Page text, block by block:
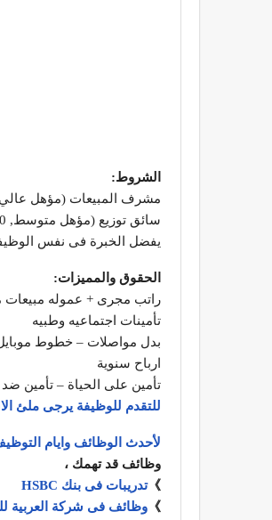
الشروط:
مشرف المبيعات (مؤهل عالي, 30
سائق توزيع (مؤهل متوسط, 40 سنة)
يفضل الخبرة فى نفس
الحقوق والمميزات:
راتب مجرى + عموله مبيعات
تأمينات اجتماعيه وطبيه
بدل مواصلات – خطوط
ارباح سنوية
تأمين على الحياة – تأمين
للتقدم للوظيفة يرجى ملئ
لأحدث الوظائف وايام
وظائف قد تهمك ،
》تدريبات فى بنك HSBC
》 وظائف فى شركة العربية